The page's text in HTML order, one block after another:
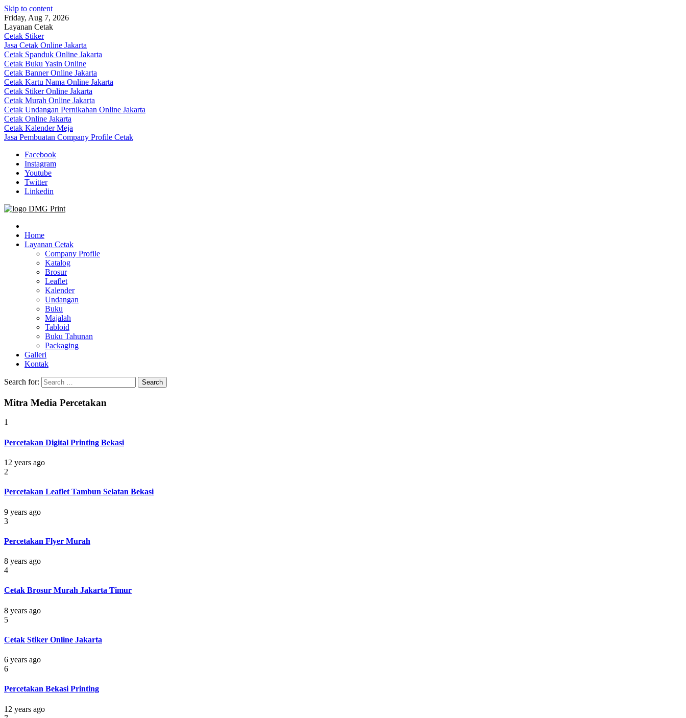
Skip to content
Friday, Aug 7, 2026
Layanan Cetak
Cetak Stiker
Jasa Cetak Online Jakarta
Cetak Spanduk Online Jakarta
Cetak Buku Yasin Online
Cetak Banner Online Jakarta
Cetak Kartu Nama Online Jakarta
Cetak Stiker Online Jakarta
Cetak Murah Online Jakarta
Cetak Undangan Pernikahan Online Jakarta
Cetak Online Jakarta
Cetak Kalender Meja
Jasa Pembuatan Company Profile Cetak
Facebook
Instagram
Youtube
Twitter
Linkedin
Jasa Cetak Online DMG Printing
Home
Layanan Cetak
Company Profile
Katalog
Brosur
Leaflet
Kalender
Undangan
Buku
Majalah
Tabloid
Buku Tahunan
Packaging
Galleri
Kontak
Search for:
Mitra Media Percetakan
1
Percetakan Digital Printing Bekasi
12 years ago
2
Percetakan Leaflet Tambun Selatan Bekasi
9 years ago
3
Percetakan Flyer Murah
8 years ago
4
Cetak Brosur Murah Jakarta Timur
8 years ago
5
Cetak Stiker Online Jakarta
6 years ago
6
Percetakan Bekasi Printing
12 years ago